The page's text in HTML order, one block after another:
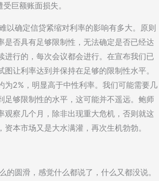
巨额账面损失。
以确定信贷紧缩对利率的影响有多大。原则
否具有足够限制性，无法确定是否已经达
行的，每次会议都会进行。在宣布我们已
让利率达到并保持在足够的限制性水平。
2%，明显高于中性利率。我们可能需要几
够限制性的水平，这可能并不遥远。鲍师
察几个月，除非出现重大危机，否则就这
本市场又是大水满灌，再次生机勃勃。
圆滑，感觉什么都说了，什么又都没说。